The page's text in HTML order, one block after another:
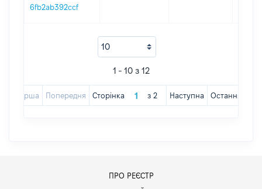
6fb2ab392ccf
1 - 10 з 12
Перша Попередня Сторінка з 2 Наступна Остання
ПРО РЕЄСТР